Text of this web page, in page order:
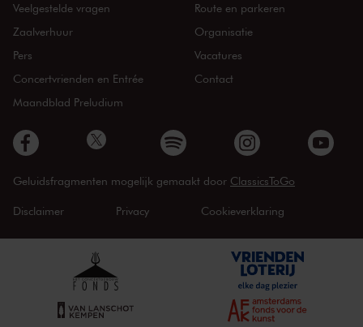
Veelgestelde vragen
Zaalverhuur
Pers
Concertvrienden en Entrée
Maandblad Preludium
Route en parkeren
Organisatie
Vacatures
Contact
Geluidsfragmenten mogelijk gemaakt door ClassicsToGo
Disclaimer Privacy Cookieverklaring